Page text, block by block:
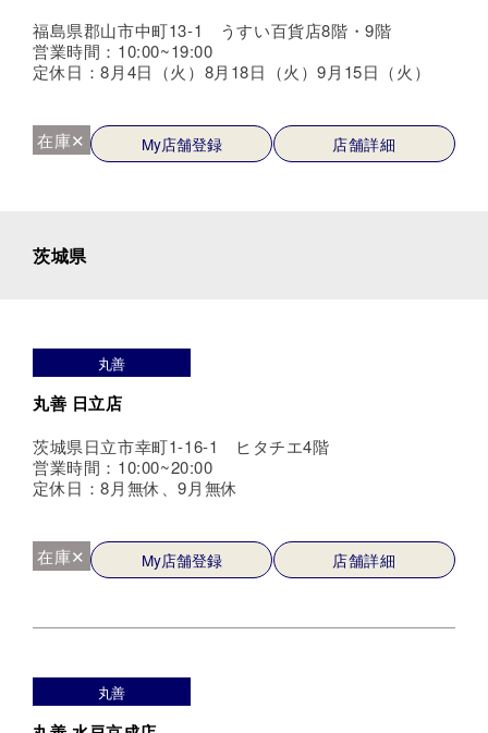
福島県郡山市中町13-1 うすい百貨店8階・9階
営業時間：10:00~19:00
定休日：8月4日（火）8月18日（火）9月15日（火）
在庫✕ My店舗登録 店舗詳細
茨城県
丸善
丸善 日立店
茨城県日立市幸町1-16-1 ヒタチエ4階
営業時間：10:00~20:00
定休日：8月無休、9月無休
在庫✕ My店舗登録 店舗詳細
丸善